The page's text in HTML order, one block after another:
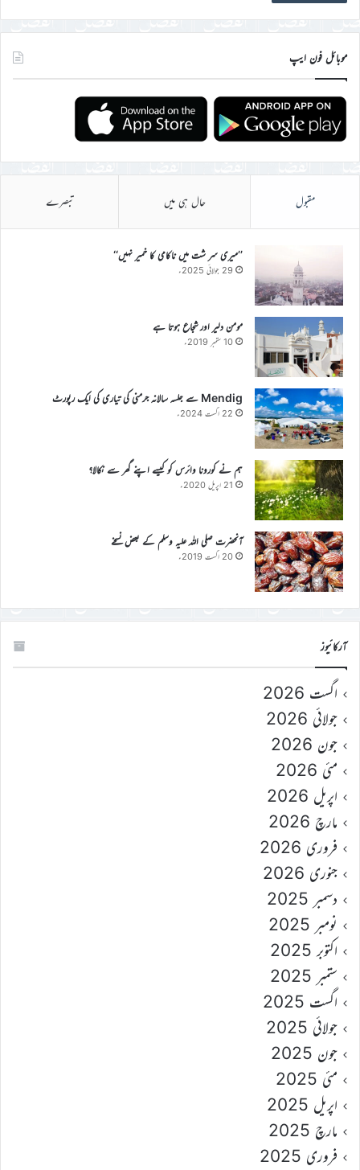
موبائل فون ایپ
مقبول حال ہی میں تبصرے
’’میری سر شت میں ناکامی کا خمیر نہیں‘‘
29 جولائی 2025ء
مومن دلیر اور شجاع ہوتا ہے
10 ستمبر 2019ء
Mendig سے جلسہ سالانہ جرمنی کی تیاری کی ایک رپورٹ
22 اگست 2024ء
ہم نے کورونا وائرس کو کیسے اپنے گھر سے نکالا؟
21 اپریل 2020ء
آنحضرت صلی اللہ علیہ وسلم کے بعض نسخے
20 اگست 2019ء
آرکائیوز
اگست 2026
جولائی 2026
جون 2026
مئی 2026
اپریل 2026
مارچ 2026
فروری 2026
جنوری 2026
دسمبر 2025
نومبر 2025
اکتوبر 2025
ستمبر 2025
اگست 2025
جولائی 2025
جون 2025
مئی 2025
اپریل 2025
مارچ 2025
فروری 2025